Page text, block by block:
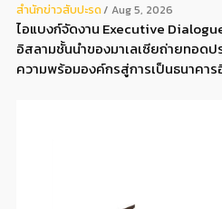
สํานักข่าวสับปะรด Aug 5, 2026
ไอแบงก์จัดงาน Executive
อิสลามชั้นนำของมาเลเซียถ่ายทอด
ความพร้อมองค์กรสู่การเป็นธนาคา